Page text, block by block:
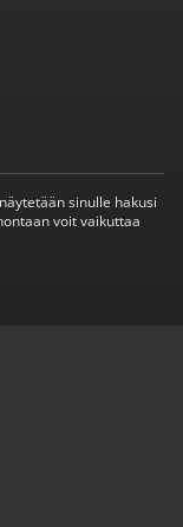
sinulle hakusi
voit vaikuttaa